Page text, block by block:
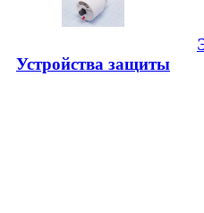
Устройства защиты